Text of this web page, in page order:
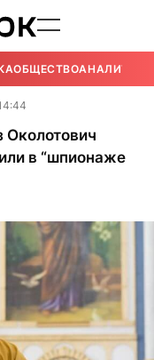
ОБЩЕСТВОАНАЛИТИКА
Околотович
в “шпионаже